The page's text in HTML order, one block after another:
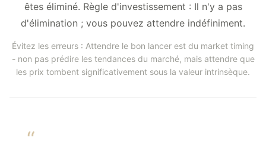
êtes éliminé. Règle d'investissement : Il n'y a pas
d'élimination ; vous pouvez attendre indéfiniment.
Évitez les erreurs : Attendre le bon lancer est du market timing
- non pas prédire les tendances du marché, mais attendre que
les prix tombent significativement sous la valeur intrinsèque.